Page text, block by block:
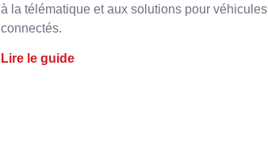
à la télématique et aux solutions pour véhicules
connectés.
Lire le guide